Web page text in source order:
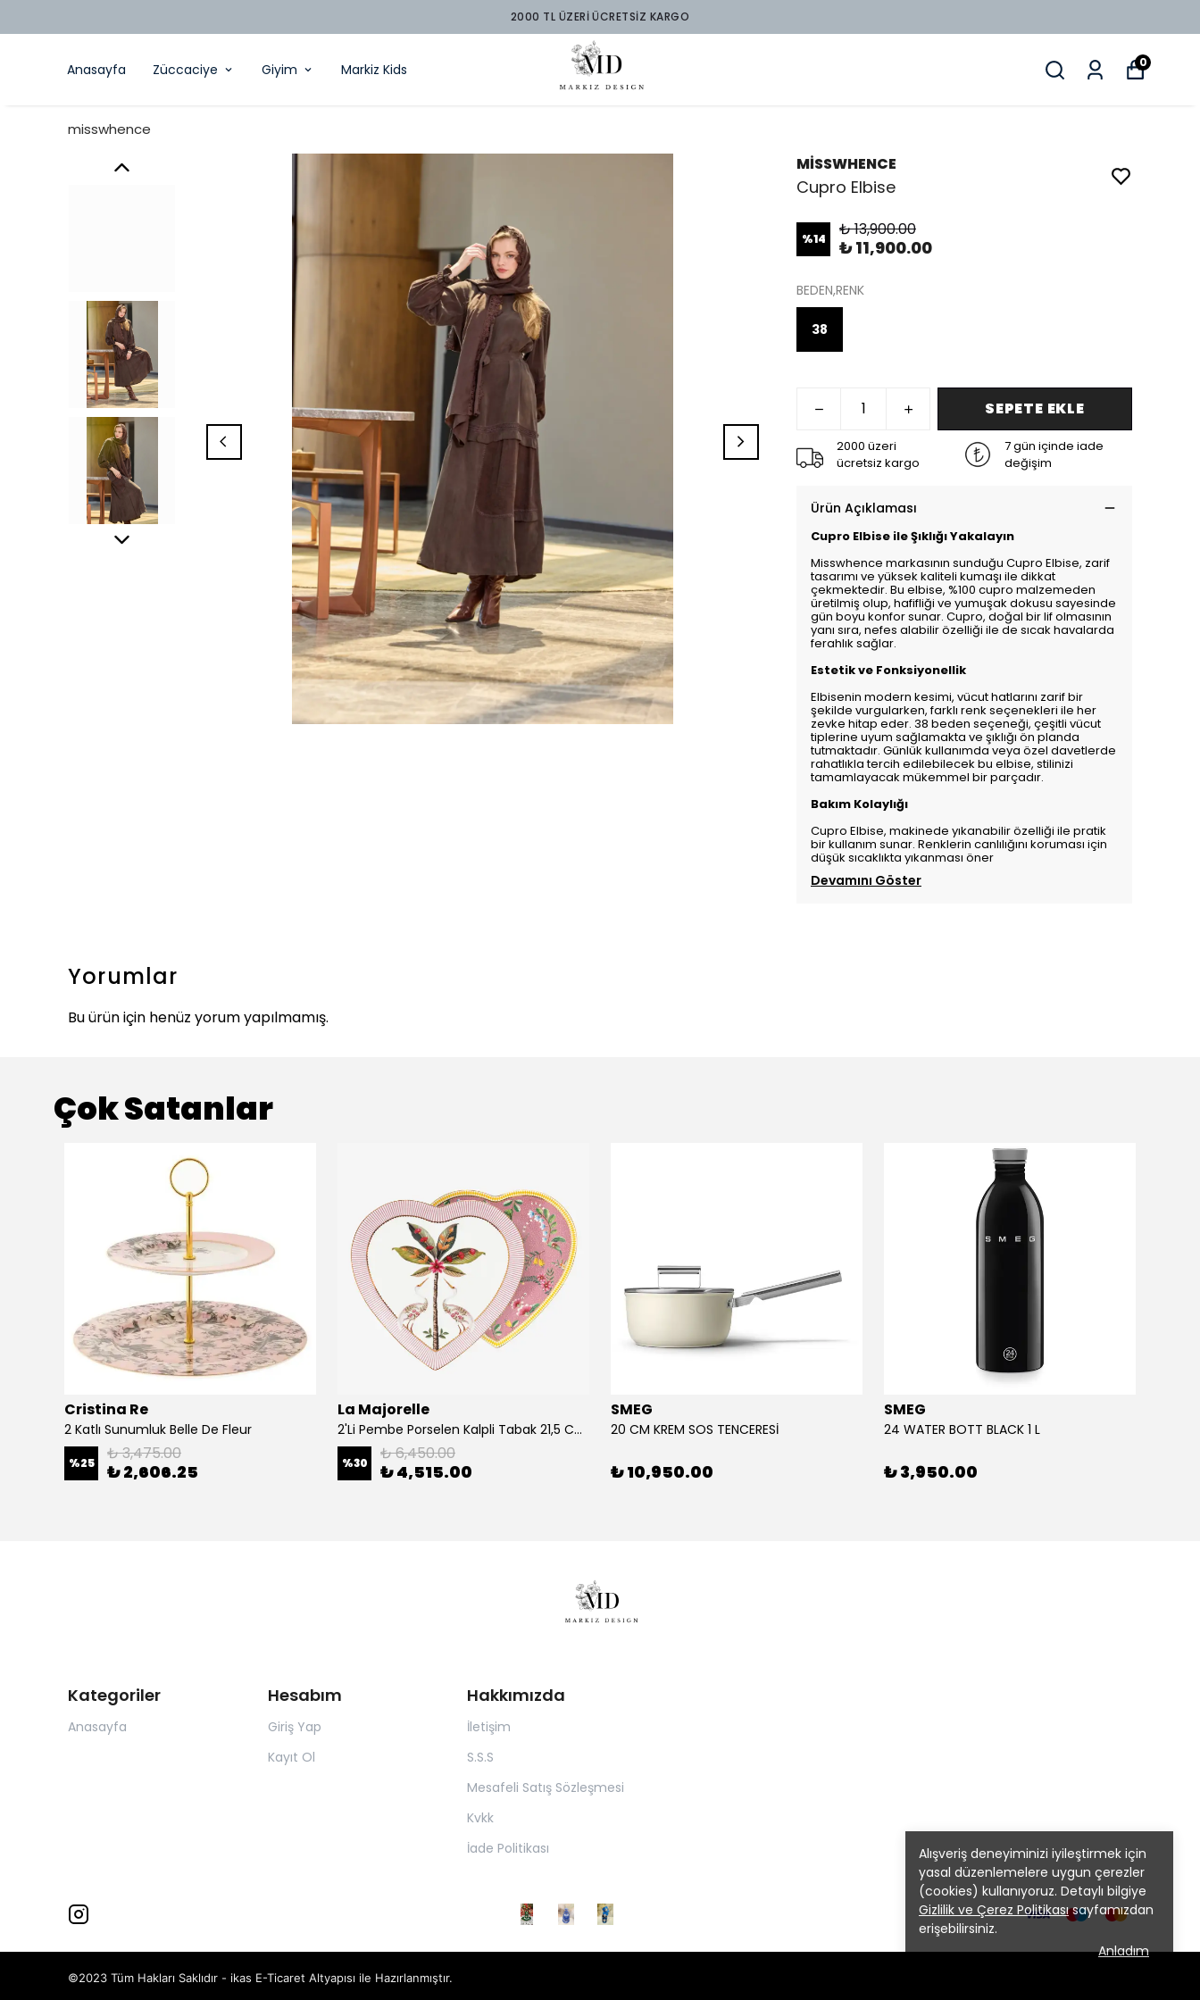
2000 TL ÜZERİ ÜCRETSİZ KARGO
Anasayfa Züccaciye Giyim Markiz Kids 0
Alışveriş deneyiminizi iyileştirmek için
yasal düzenlemelere uygun çerezler
(cookies) kullanıyoruz. Detaylı bilgiye
Gizlilik ve Çerez Politikasısayfamızdan
erişebilirsiniz.
Anladım
misswhence
MİSSWHENCE
Cupro Elbise
%14 ₺ 13,900.00
₺ 11,900.00
BEDEN,RENK
38
SEPETE EKLE
2000 üzeri
ücretsiz kargo
7 gün içinde iade
değişim
Ürün Açıklaması
Cupro Elbise ile Şıklığı Yakalayın
Misswhence markasının sunduğu Cupro Elbise, zarif
tasarımı ve yüksek kaliteli kumaşı ile dikkat
çekmektedir. Bu elbise, %100 cupro malzemeden
üretilmiş olup, hafifliği ve yumuşak dokusu sayesinde
gün boyu konfor sunar. Cupro, doğal bir lif olmasının
yanı sıra, nefes alabilir özelliği ile de sıcak havalarda
ferahlık sağlar.
Estetik ve Fonksiyonellik
Elbisenin modern kesimi, vücut hatlarını zarif bir
şekilde vurgularken, farklı renk seçenekleri ile her
zevke hitap eder. 38 beden seçeneği, çeşitli vücut
tiplerine uyum sağlamakta ve şıklığı ön planda
tutmaktadır. Günlük kullanımda veya özel davetlerde
rahatlıkla tercih edilebilecek bu elbise, stilinizi
tamamlayacak mükemmel bir parçadır.
Bakım Kolaylığı
Cupro Elbise, makinede yıkanabilir özelliği ile pratik
bir kullanım sunar. Renklerin canlılığını koruması için
düşük sıcaklıkta yıkanması öner
Devamını Göster
Yorumlar
Bu ürün için henüz yorum yapılmamış.
Çok Satanlar
Cristina Re
2 Katlı Sunumluk Belle De Fleur
%25 ₺ 3,475.00
₺ 2,606.25
La Majorelle
2'Li Pembe Porselen Kalpli Tabak 21,5 Cm La Majorelle
%30 ₺ 6,450.00
₺ 4,515.00
SMEG
20 CM KREM SOS TENCERESİ
₺ 10,950.00
SMEG
24 WATER BOTT BLACK 1 L
₺ 3,950.00
Kategoriler
Anasayfa
Hesabım
Giriş Yap
Kayıt Ol
Hakkımızda
İletişim
S.S.S
Mesafeli Satış Sözleşmesi
Kvkk
İade Politikası
©2023 Tüm Hakları Saklıdır - ikas E-Ticaret Altyapısı ile Hazırlanmıştır.